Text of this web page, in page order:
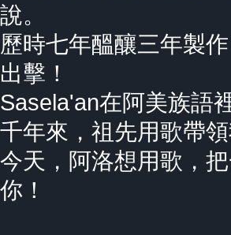
說。
歷時七年醞釀三年製
出擊！
Sasela'an在阿美族語
千年來，祖先用歌帶
今天，阿洛想用歌，
你！